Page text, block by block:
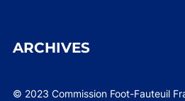
ARCHIVES
© 2023 Commission Foot-Fauteuil